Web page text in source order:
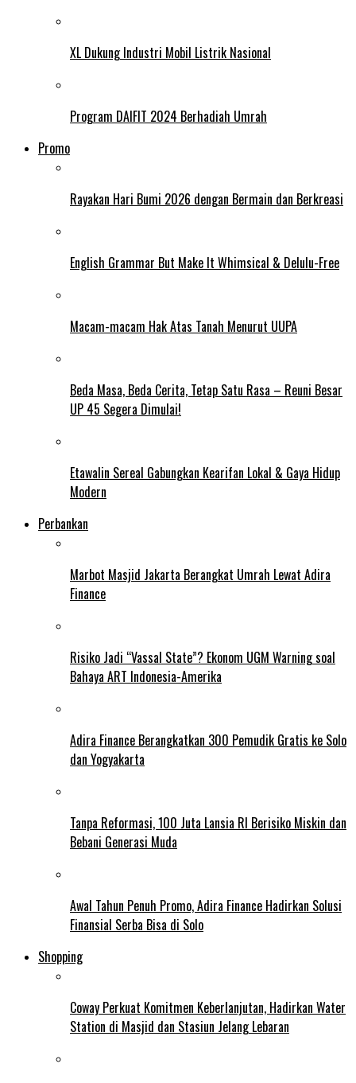
XL Dukung Industri Mobil Listrik Nasional
Program DAIFIT 2024 Berhadiah Umrah
Promo
Rayakan Hari Bumi 2026 dengan Bermain dan Berkreasi
English Grammar But Make It Whimsical & Delulu-Free
Macam-macam Hak Atas Tanah Menurut UUPA
Beda Masa, Beda Cerita, Tetap Satu Rasa – Reuni Besar
UP 45 Segera Dimulai!
Etawalin Sereal Gabungkan Kearifan Lokal & Gaya Hidup
Modern
Perbankan
Marbot Masjid Jakarta Berangkat Umrah Lewat Adira
Finance
Risiko Jadi “Vassal State”? Ekonom UGM Warning soal
Bahaya ART Indonesia-Amerika
Adira Finance Berangkatkan 300 Pemudik Gratis ke Solo
dan Yogyakarta
Tanpa Reformasi, 100 Juta Lansia RI Berisiko Miskin dan
Bebani Generasi Muda
Awal Tahun Penuh Promo, Adira Finance Hadirkan Solusi
Finansial Serba Bisa di Solo
Shopping
Coway Perkuat Komitmen Keberlanjutan, Hadirkan Water
Station di Masjid dan Stasiun Jelang Lebaran